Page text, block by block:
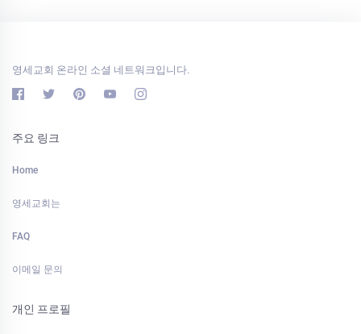
영세교회 온라인 소셜 네트워크입니다.
주요 링크
Home
영세교회는
FAQ
이메일 문의
개인 프로필